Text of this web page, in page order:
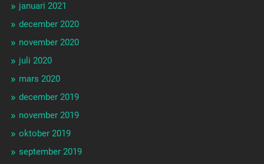
januari 2021
december 2020
november 2020
juli 2020
mars 2020
december 2019
november 2019
oktober 2019
september 2019